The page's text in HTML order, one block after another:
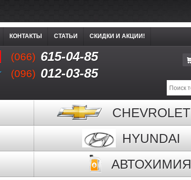
(066) 615-04-85
(096) 012-03-85
КОНТАКТЫ СТАТЬИ СКИДКИ И АКЦИИ!
CHEVROLET
HYUNDAI
АВТОХИМИЯ